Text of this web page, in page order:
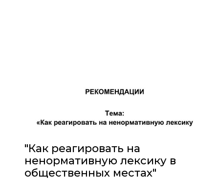
"Как реагировать на
ненормативную лексику в
общественных местах"